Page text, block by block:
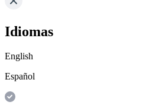
Idiomas
English
Español